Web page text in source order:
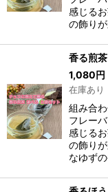
感じる
の飾り
香る煎
1,080円
在庫あり
組み合
フレー
感じる
の飾り
なゆず